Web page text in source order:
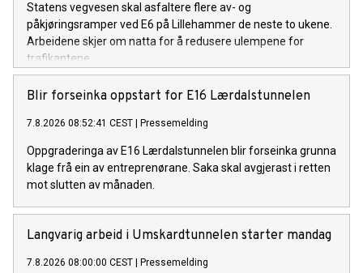
Statens vegvesen skal asfaltere flere av- og
påkjøringsramper ved E6 på Lillehammer de neste to ukene.
Arbeidene skjer om natta for å redusere ulempene for
trafikantene.
Blir forseinka oppstart for E16 Lærdalstunnelen
7.8.2026 08:52:41 CEST Pressemelding
Oppgraderinga av E16 Lærdalstunnelen blir forseinka grunna
klage frå ein av entreprenørane. Saka skal avgjerast i retten
mot slutten av månaden.
Langvarig arbeid i Umskardtunnelen starter mandag
7.8.2026 08:00:00 CEST Pressemelding